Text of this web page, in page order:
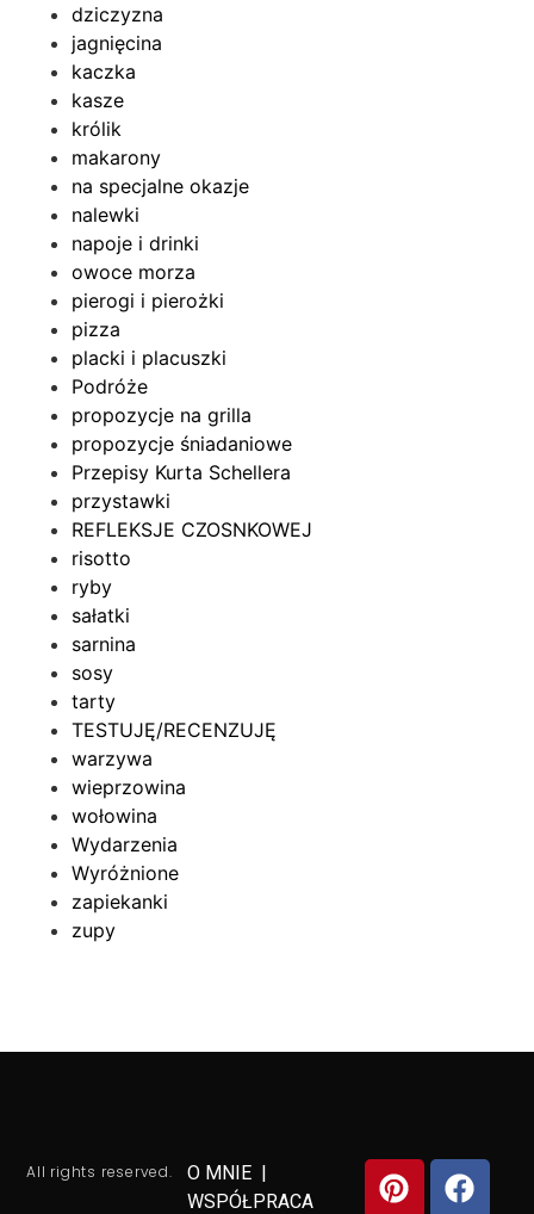
dziczyzna
jagnięcina
kaczka
kasze
królik
makarony
na specjalne okazje
nalewki
napoje i drinki
owoce morza
pierogi i pierożki
pizza
placki i placuszki
Podróże
propozycje na grilla
propozycje śniadaniowe
Przepisy Kurta Schellera
przystawki
REFLEKSJE CZOSNKOWEJ
risotto
ryby
sałatki
sarnina
sosy
tarty
TESTUJĘ/RECENZUJĘ
warzywa
wieprzowina
wołowina
Wydarzenia
Wyróżnione
zapiekanki
zupy
All rights reserved. O MNIE |
WSPÓŁPRACA